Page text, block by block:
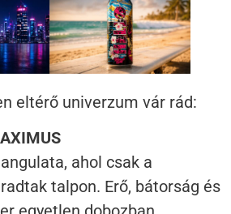
eltérő univerzum vár rád:
ahol csak a
talpon. Erő, bátorság és